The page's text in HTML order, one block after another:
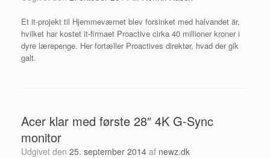
Et it-projekt til Hjemmeværnet blev forsinket med halvandet år,
hvilket har kostet it-firmaet Proactive cirka 40 millioner kroner i
dyre lærepenge. Her fortæller Proactives direktør, hvad der gik
galt.
Acer klar med første 28″ 4K G-Sync
monitor
Udgivet den 25. september 2014 af newz.dk